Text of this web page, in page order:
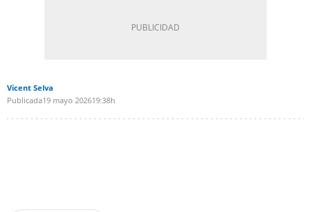
Vicent Selva
Publicada19 mayo 202619:38h